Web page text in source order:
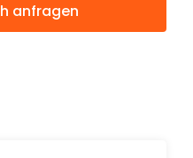
anfragen